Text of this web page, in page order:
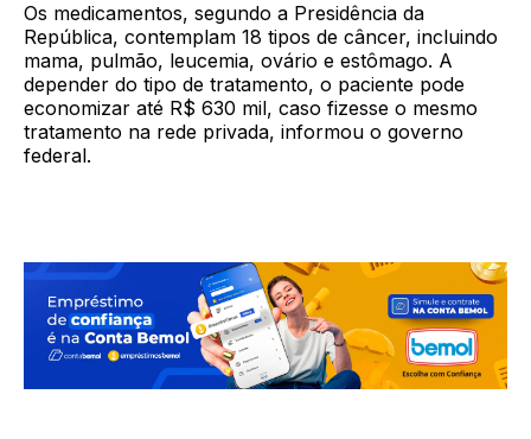
Os medicamentos, segundo a Presidência da
República, contemplam 18 tipos de câncer, incluindo
mama, pulmão, leucemia, ovário e estômago. A
depender do tipo de tratamento, o paciente pode
economizar até R$ 630 mil, caso fizesse o mesmo
tratamento na rede privada, informou o governo
federal.